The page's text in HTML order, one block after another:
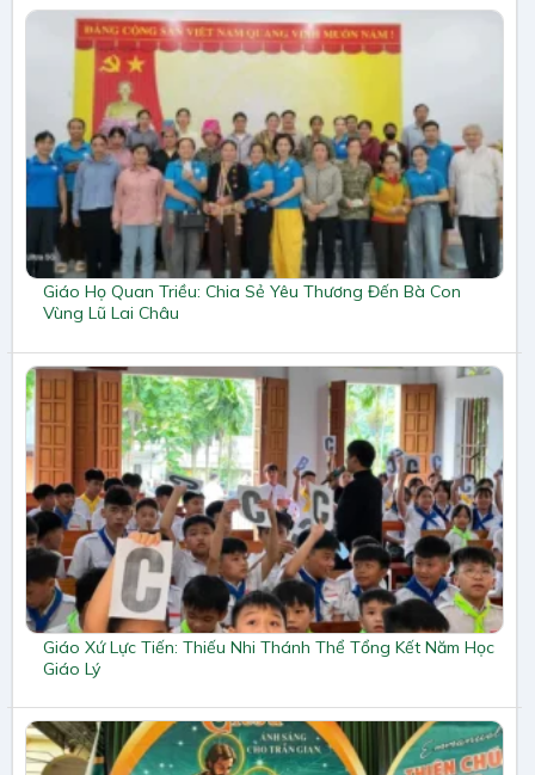
Giáo Họ Quan Triều: Chia Sẻ Yêu Thương Đến Bà Con
Vùng Lũ Lai Châu
Giáo Xứ Lực Tiến: Thiếu Nhi Thánh Thể Tổng Kết Năm Học
Giáo Lý